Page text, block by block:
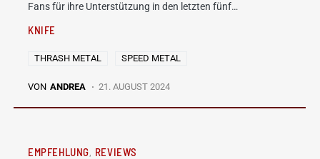
Fans für ihre Unterstützung in den letzten fünf…
KNIFE
THRASH METAL SPEED METAL
VON ANDREA 21. AUGUST 2024
EMPFEHLUNG REVIEWS